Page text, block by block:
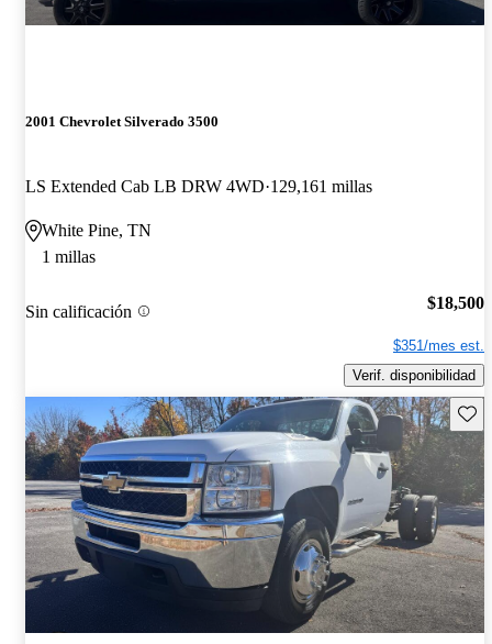
2001 Chevrolet Silverado 3500
LS Extended Cab LB DRW 4WD 129,161 millas
White Pine, TN
1 millas
Sin calificación $18,500
$351/mes est.
Verif. disponibilidad